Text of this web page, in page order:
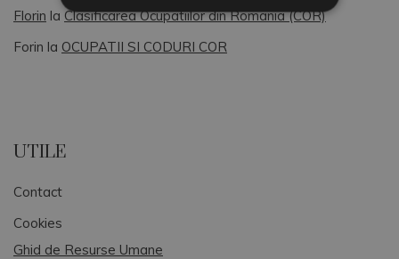
Florin la Clasificarea Ocupatiilor din Romania (COR)
Forin la OCUPATII SI CODURI COR
UTILE
Contact
Cookies
Ghid de Resurse Umane